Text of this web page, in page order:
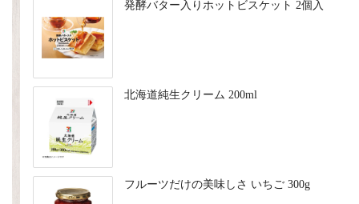
発酵バター入りホットビスケット 2個入
北海道純生クリーム 200ml
フルーツだけの美味しさ いちご 300g